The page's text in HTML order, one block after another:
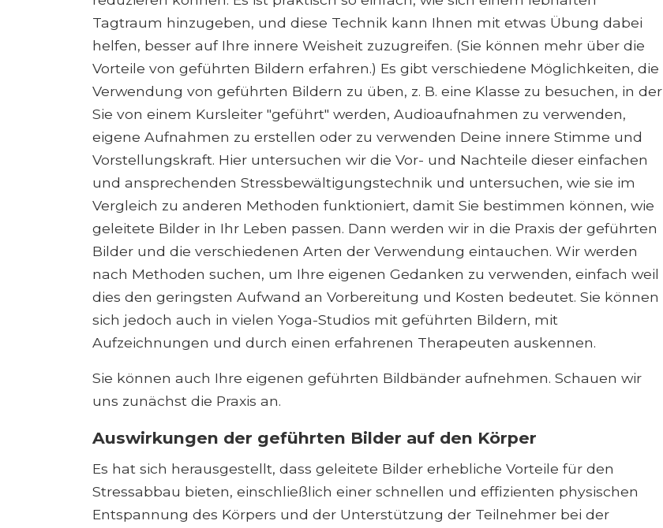
Tagtraum hinzugeben, und diese Technik kann Ihnen mit etwas Übung dabei
helfen, besser auf Ihre innere Weisheit zuzugreifen. (Sie können mehr über die
Vorteile von geführten Bildern erfahren.) Es gibt verschiedene Möglichkeiten, die
Verwendung von geführten Bildern zu üben, z. B. eine Klasse zu besuchen, in der
Sie von einem Kursleiter "geführt" werden, Audioaufnahmen zu verwenden,
eigene Aufnahmen zu erstellen oder zu verwenden Deine innere Stimme und
Vorstellungskraft. Hier untersuchen wir die Vor- und Nachteile dieser einfachen
und ansprechenden Stressbewältigungstechnik und untersuchen, wie sie im
Vergleich zu anderen Methoden funktioniert, damit Sie bestimmen können, wie
geleitete Bilder in Ihr Leben passen. Dann werden wir in die Praxis der geführten
Bilder und die verschiedenen Arten der Verwendung eintauchen. Wir werden
nach Methoden suchen, um Ihre eigenen Gedanken zu verwenden, einfach weil
dies den geringsten Aufwand an Vorbereitung und Kosten bedeutet. Sie können
sich jedoch auch in vielen Yoga-Studios mit geführten Bildern, mit
Aufzeichnungen und durch einen erfahrenen Therapeuten auskennen.
Sie können auch Ihre eigenen geführten Bildbänder aufnehmen. Schauen wir
uns zunächst die Praxis an.
Auswirkungen der geführten Bilder auf den Körper
Es hat sich herausgestellt, dass geleitete Bilder erhebliche Vorteile für den
Stressabbau bieten, einschließlich einer schnellen und effizienten physischen
Entspannung des Körpers und der Unterstützung der Teilnehmer bei der